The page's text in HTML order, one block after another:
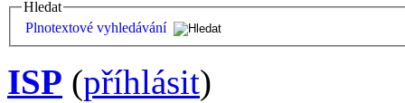
Hledat
Plnotextové vyhledávání
ISP (příhlásit)